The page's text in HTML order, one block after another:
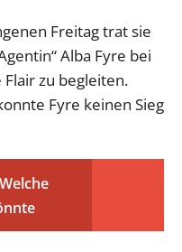
Freitag trat sie
Alba Fyre bei
zu begleiten.
Fyre keinen Sieg